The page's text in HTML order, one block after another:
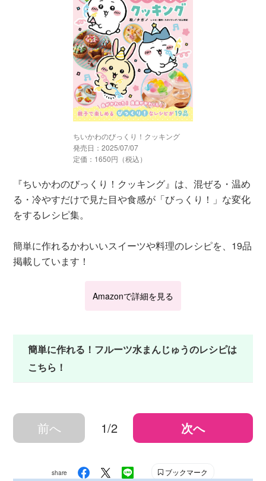
ちいかわのびっくり！クッキング
発売日：2025/07/07
定価：1650円（税込）
『ちいかわのびっくり！クッキング』は、混ぜる・温め
る・冷やすだけで見た目や食感が「びっくり！」な変化
をするレシピ集。
簡単に作れるかわいいスイーツや料理のレシピを、19品
掲載しています！
Amazonで詳細を見る
簡単に作れる！フルーツ水まんじゅうのレシピは
こちら！
前へ 1/2 次へ
share ブックマーク